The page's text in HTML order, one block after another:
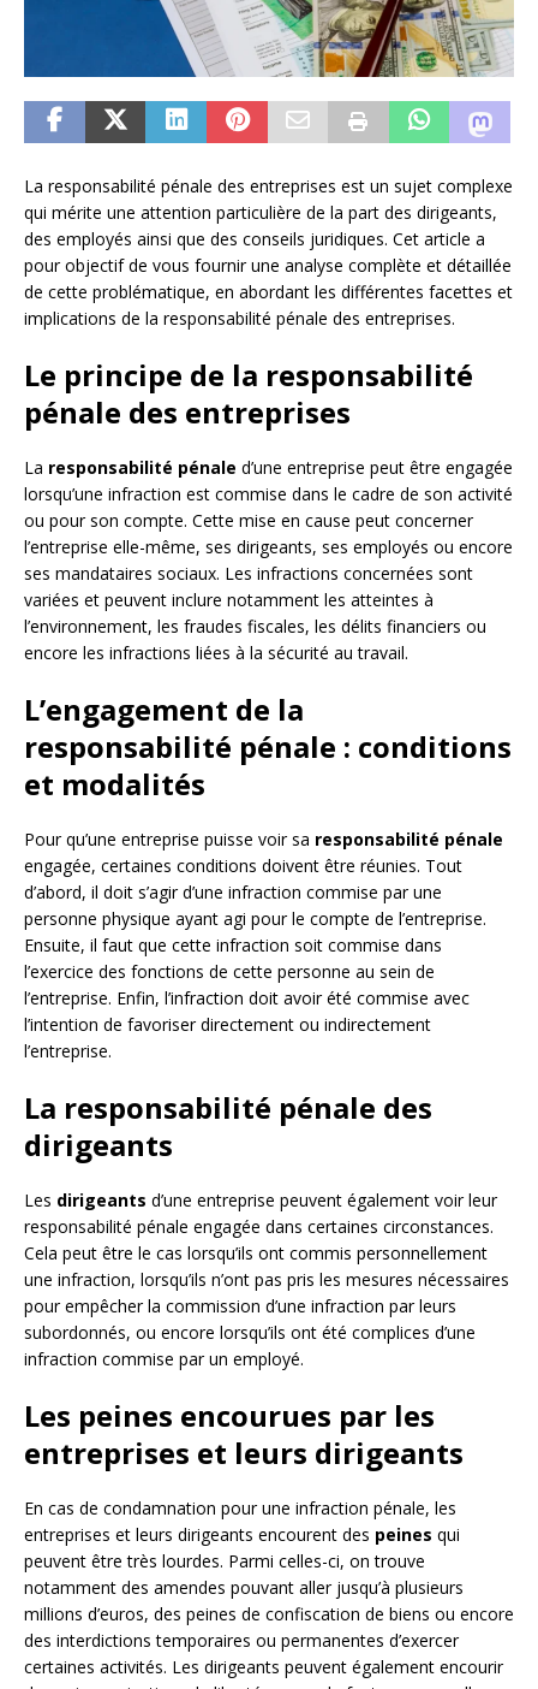
La responsabilité pénale des entreprises est un sujet complexe
qui mérite une attention particulière de la part des dirigeants,
des employés ainsi que des conseils juridiques. Cet article a
pour objectif de vous fournir une analyse complète et détaillée
de cette problématique, en abordant les différentes facettes et
implications de la responsabilité pénale des entreprises.
Le principe de la responsabilité
pénale des entreprises
La responsabilité pénale d’une entreprise peut être engagée
lorsqu’une infraction est commise dans le cadre de son activité
ou pour son compte. Cette mise en cause peut concerner
l’entreprise elle-même, ses dirigeants, ses employés ou encore
ses mandataires sociaux. Les infractions concernées sont
variées et peuvent inclure notamment les atteintes à
l’environnement, les fraudes fiscales, les délits financiers ou
encore les infractions liées à la sécurité au travail.
L’engagement de la
responsabilité pénale : conditions
et modalités
Pour qu’une entreprise puisse voir sa responsabilité pénale
engagée, certaines conditions doivent être réunies. Tout
d’abord, il doit s’agir d’une infraction commise par une
personne physique ayant agi pour le compte de l’entreprise.
Ensuite, il faut que cette infraction soit commise dans
l’exercice des fonctions de cette personne au sein de
l’entreprise. Enfin, l’infraction doit avoir été commise avec
l’intention de favoriser directement ou indirectement
l’entreprise.
La responsabilité pénale des
dirigeants
Les dirigeants d’une entreprise peuvent également voir leur
responsabilité pénale engagée dans certaines circonstances.
Cela peut être le cas lorsqu’ils ont commis personnellement
une infraction, lorsqu’ils n’ont pas pris les mesures nécessaires
pour empêcher la commission d’une infraction par leurs
subordonnés, ou encore lorsqu’ils ont été complices d’une
infraction commise par un employé.
Les peines encourues par les
entreprises et leurs dirigeants
En cas de condamnation pour une infraction pénale, les
entreprises et leurs dirigeants encourent des peines qui
peuvent être très lourdes. Parmi celles-ci, on trouve
notamment des amendes pouvant aller jusqu’à plusieurs
millions d’euros, des peines de confiscation de biens ou encore
des interdictions temporaires ou permanentes d’exercer
certaines activités. Les dirigeants peuvent également encourir